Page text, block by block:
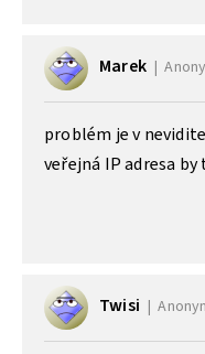
Marek
problém je v
veřejná IP adresa
Twisi